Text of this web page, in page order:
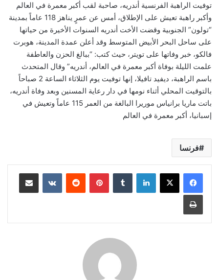
توفيت الراهبة الفرنسية أندريه، صاحبة لقب أكبر معمرة في العالم
وأكبر راهبة تعيش على الإطلاق، أمس عن عمرٍ يناهز 118 عاماً بمدينة
“تولون” الجنوبية وقضت الأخت أندريه السنوات الأخيرة من حياتها
على ساحل البحر الأبيض المتوسط وقد أعلن عمدة المدينة، هوبرت
فالكو، خبر وفاتها على تويتر، حيث كتب: “ببالغ الحزن والعاطفة
علمت الليلة بوفاة أكبر معمرة في العالم، أندريه” وقال المتحدث
باسم الراهبة، ديفيد تافيلا، إنها توفيت يوم الثلاثاء الساعة 2 صباحاً
بالتوقيت المحلي أثناء نومها في دار رعاية المسنين وبعد وفاة أندريه،
باتت ماريا برانياس موريرا البالغة من العمر 115 عاماً وتعيش في
إسبانيا، أكبر معمرة في العالم
فرنسا
لينكدإن بينتيريست مشاركة عبر البريد
طباعة